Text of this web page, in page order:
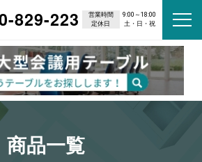
829-223 営業時間
9:00～18:00
定休日
土・日・祝
商品一覧